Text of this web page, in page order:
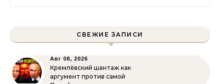
СВЕЖИЕ ЗАПИСИ
Авг 08, 2026
Кремлёвский шантаж как
аргумент против самой